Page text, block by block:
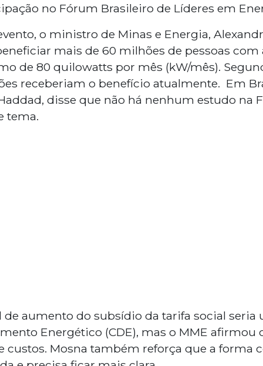
no Fórum Brasileiro de Líderes em
o ministro de Minas e Energia,
mais de 60 milhões de pessoas com
de 80 quilowatts por mês (kW/mês).
receberiam o benefício atualmente. Em
disse que não há nenhum estudo na
tema.
aumento do subsídio da tarifa social seria
Energético (CDE), mas o MME afirmou
custos. Mosna também reforça que a forma